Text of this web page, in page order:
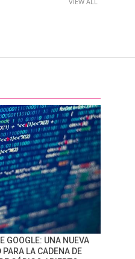
GOOGLE: UNA NUEVA
LA CADENA DE